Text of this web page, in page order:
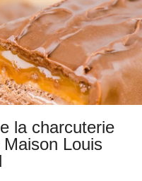
la charcuterie
Louis